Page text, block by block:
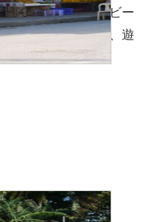
の観光客の少ないビー
しそうに泳いだり、遊